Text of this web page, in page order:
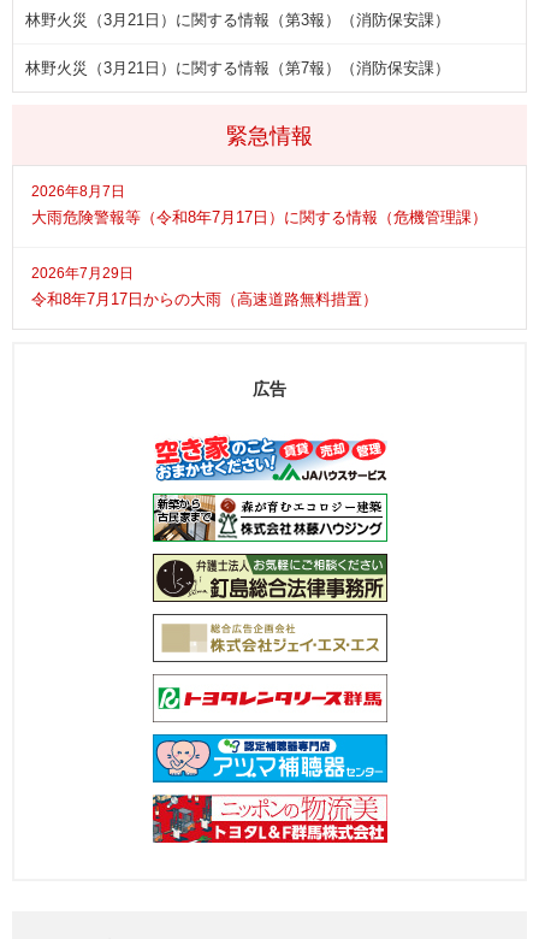
緊急情報
2026年8月7日
大雨危険警報等（令和8年7月17日）に関する情報（危機管理課）
2026年7月29日
令和8年7月17日からの大雨（高速道路無料措置）
林野火災（3月21日）に関する情報（第3報）（消防保安課）
林野火災（3月21日）に関する情報（第7報）（消防保安課）
広告